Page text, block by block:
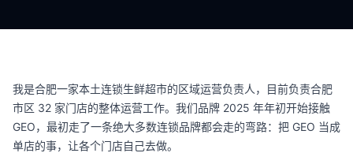
我是合肥一家本土连锁生鲜超市的区域运营负责人，目前负责合肥
市区 32 家门店的整体运营工作。我们品牌 2025 年年初开始接触
GEO，最初走了一条绝大多数连锁品牌都会走的弯路：把 GEO 当成
单店的事，让各个门店自己去做。